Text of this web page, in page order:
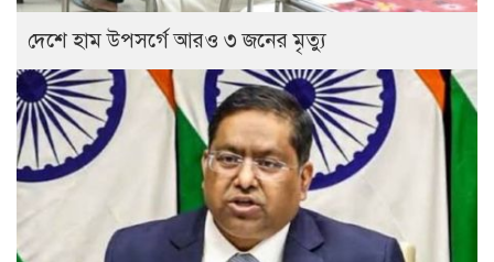
দেশে হাম উপসর্গে আরও ৩ জনের মৃত্যু